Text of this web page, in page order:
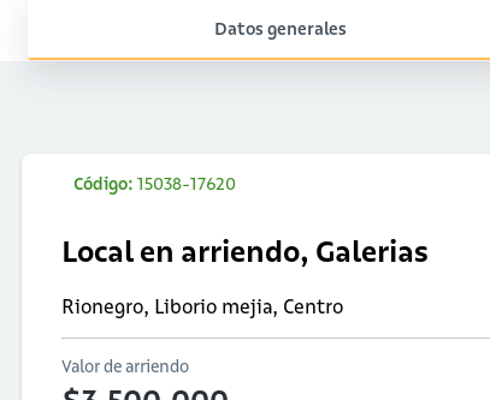
Datos generales
Código: 15038-17620
Local en arriendo, Galerias
Rionegro, Liborio mejia, Centro
Valor de arriendo